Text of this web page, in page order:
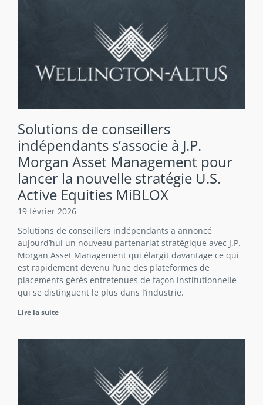
Solutions de conseillers
indépendants s’associe à J.P.
Morgan Asset Management pour
lancer la nouvelle stratégie U.S.
Active Equities MiBLOX
19 février 2026
Solutions de conseillers indépendants a annoncé
aujourd’hui un nouveau partenariat stratégique avec J.P.
Morgan Asset Management qui élargit davantage ce qui
est rapidement devenu l’une des plateformes de
placements gérés entretenues de façon institutionnelle
qui se distinguent le plus dans l’industrie.
Lire la suite